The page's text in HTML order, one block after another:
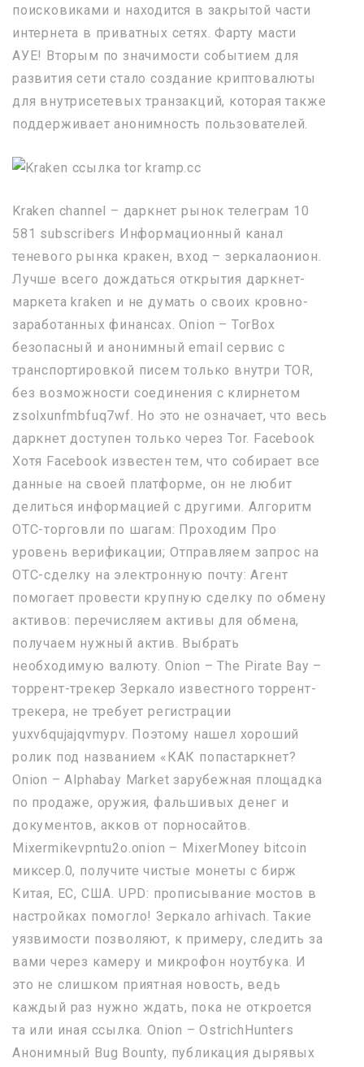
поисковиками и находится в закрытой части
интернета в приватных сетях. Фарту масти
АУЕ! Вторым по значимости событием для
развития сети стало создание криптовалюты
для внутрисетевых транзакций, которая также
поддерживает анонимность пользователей.
Kraken channel – даркнет рынок телеграм 10
581 subscribers Информационный канал
теневого рынка кракен, вход – зеркалаонион.
Лучше всего дождаться открытия даркнет-
маркета kraken и не думать о своих кровно-
заработанных финансах. Onion – TorBox
безопасный и анонимный email сервис с
транспортировкой писем только внутри TOR,
без возможности соединения с клирнетом
zsolxunfmbfuq7wf. Но это не означает, что весь
даркнет доступен только через Tor. Facebook
Хотя Facebook известен тем, что собирает все
данные на своей платформе, он не любит
делиться информацией с другими. Алгоритм
OTC-торговли по шагам: Проходим Про
уровень верификации; Отправляем запрос на
OTC-сделку на электронную почту: Агент
помогает провести крупную сделку по обмену
активов: перечисляем активы для обмена,
получаем нужный актив. Выбрать
необходимую валюту. Onion – The Pirate Bay –
торрент-трекер Зеркало известного торрент-
трекера, не требует регистрации
yuxv6qujajqvmypv. Поэтому нашел хороший
ролик под названием «КАК попастаркнет?
Onion – Alphabay Market зарубежная площадка
по продаже, оружия, фальшивых денег и
документов, акков от порносайтов.
Mixermikevpntu2o.onion – MixerMoney bitcoin
миксер.0, получите чистые монеты с бирж
Китая, ЕС, США. UPD: прописывание мостов в
настройках помогло! Зеркало arhivach. Такие
уязвимости позволяют, к примеру, следить за
вами через камеру и микрофон ноутбука. И
это не слишком приятная новость, ведь
каждый раз нужно ждать, пока не откроется
та или иная ссылка. Onion – OstrichHunters
Анонимный Bug Bounty, публикация дырявых